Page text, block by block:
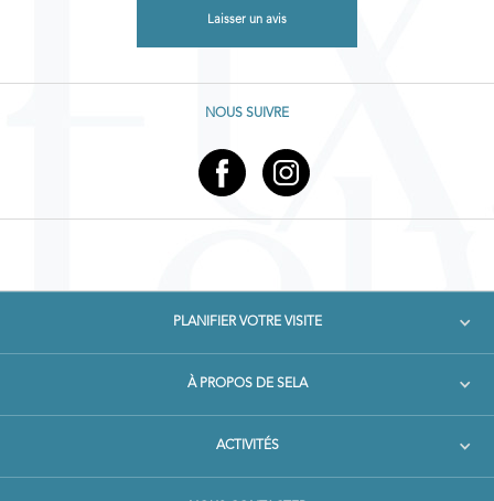
Laisser un avis
NOUS SUIVRE
PLANIFIER VOTRE VISITE
À PROPOS DE SELA
ACTIVITÉS